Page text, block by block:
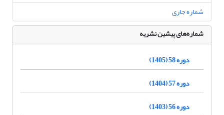
شماره جاری
شماره‌های پیشین نشریه
دوره 58 (1405)
دوره 57 (1404)
دوره 56 (1403)